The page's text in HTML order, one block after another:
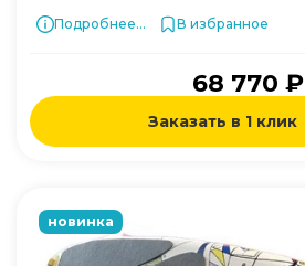
Подробнее... В избранное
68 770 ₽
Заказать в 1 клик
новинка